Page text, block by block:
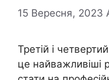
15 Вересня, 2023
Третій і
це найважливіші